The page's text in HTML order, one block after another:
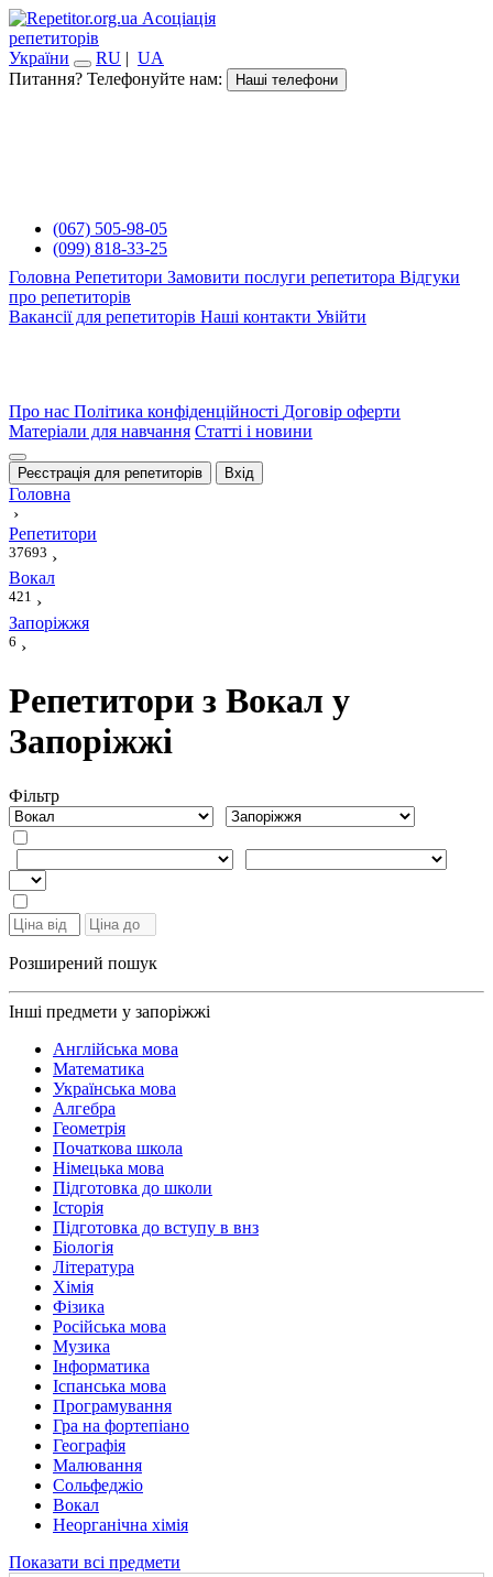
Асоціація
репетиторів
України
RU | UA
Питання? Телефонуйте нам:
Наші телефони
(067) 505-98-05
(099) 818-33-25
Головна Репетитори Замовити послуги репетитора Відгуки
про репетиторів
Вакансії для репетиторів Наші контакти Увійти
Про нас Політика конфіденційності Договір оферти
Матеріали для навчання Статті і новини
Реєстрація для репетиторів Вхід
Головна
›
Репетитори
37693 ›
Вокал
421 ›
Запоріжжя
6 ›
Репетитори з Вокал у
Запоріжжі
Фiльтр
Розширений пошук
Інші предмети у запоріжжі
Англійська мова
Математика
Українська мова
Алгебра
Геометрія
Початкова школа
Німецька мова
Підготовка до школи
Історія
Підготовка до вступу в внз
Біологія
Література
Хімія
Фізика
Російська мова
Музика
Інформатика
Іспанська мова
Програмування
Гра на фортепіано
Географія
Малювання
Сольфеджіо
Вокал
Неорганічна хімія
Показати всі предмети